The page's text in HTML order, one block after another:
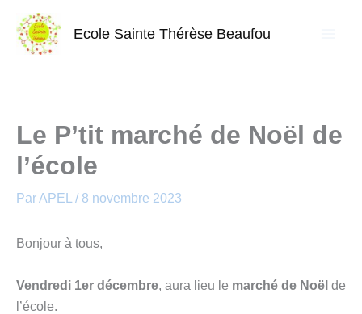
contenu
Ecole Sainte Thérèse Beaufou
Le P’tit marché de Noël de
l’école
ParAPEL / 8 novembre 2023
Bonjour à tous,
Vendredi 1er décembre, aura lieu le marché de Noël de
l’école.